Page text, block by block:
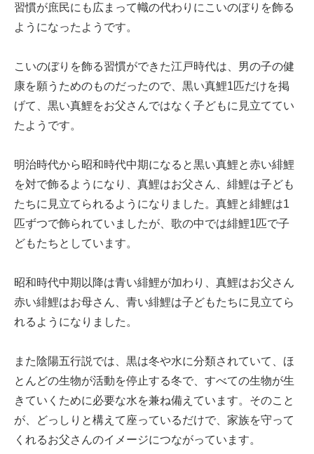
習慣が庶民にも広まって幟の代わりにこいのぼりを飾る
ようになったようです。
こいのぼりを飾る習慣ができた江戸時代は、男の子の健
康を願うためのものだったので、黒い真鯉1匹だけを掲
げて、黒い真鯉をお父さんではなく子どもに見立ててい
たようです。
明治時代から昭和時代中期になると黒い真鯉と赤い緋鯉
を対で飾るようになり、真鯉はお父さん、緋鯉は子ども
たちに見立てられるようになりました。真鯉と緋鯉は1
匹ずつで飾られていましたが、歌の中では緋鯉1匹で子
どもたちとしています。
昭和時代中期以降は青い緋鯉が加わり、真鯉はお父さん
赤い緋鯉はお母さん、青い緋鯉は子どもたちに見立てら
れるようになりました。
また陰陽五行説では、黒は冬や水に分類されていて、ほ
とんどの生物が活動を停止する冬で、すべての生物が生
きていくために必要な水を兼ね備えています。そのこと
が、どっしりと構えて座っているだけで、家族を守って
くれるお父さんのイメージにつながっています。